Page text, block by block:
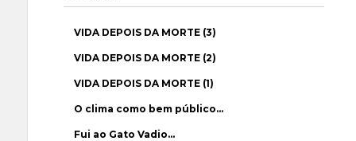
VIDA DEPOIS DA MORTE (3)
VIDA DEPOIS DA MORTE (2)
VIDA DEPOIS DA MORTE (1)
O clima como bem público…
Fui ao Gato Vadio…